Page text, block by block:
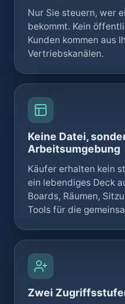
Nur Sie steuern, wer
bekommt. Kein
Kunden kommen aus
Vertriebskanälen.
Keine Datei,
Arbeitsumgebung
Käufer erhalten kein
ein lebendiges Deck
Boards, Räumen,
Tools für die
Zwei